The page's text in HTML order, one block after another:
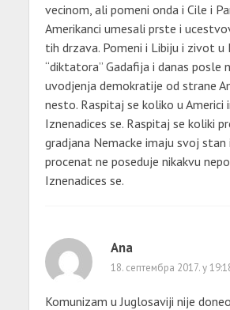
vecinom, ali pomeni onda i Cile i
Amerikanci umesali prste i
tih drzava. Pomeni i Libiju i zivot u
“diktatora” Gadafija i danas posle
uvodjenja demokratije od strane
nesto. Raspitaj se koliko u Americi
Iznenadices se. Raspitaj se koliki
gradjana Nemacke imaju svoj stan
procenat ne poseduje nikakvu
Iznenadices se.
Ana
18. септембра 2017. у
Komunizam u Juglosaviji nije